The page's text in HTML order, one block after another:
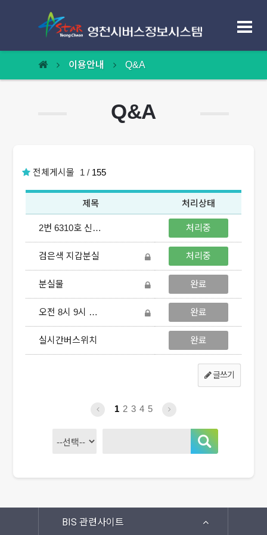
노선정보
센터소개
이용안내
홈페이지 이용안내
Q&A
이용안내 Q&A
Q&A
전체게시물 1 / 155
제목 처리상태
2번 6310호 신대석 기사 ` 처리중
검은색 지갑분실 처리중
분실물 완료
오전 8시 9시 10시대 완료
실시간버스위치 완료
글쓰기
1 2 3 4 5
BIS 관련사이트